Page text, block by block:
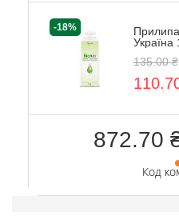
-18%
Україна
135.00 ₴
Код
872.70